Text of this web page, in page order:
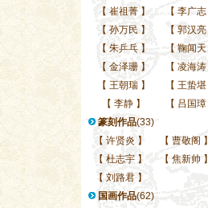
【 崔祖菁】 【 李广志
【 孙万民 】 【 郭汉亮
【 朱乒乓】 【 鞠闻天
【 金泽珊】 【 凌海涛
【 王朝瑞】 【 王蛰堪
【 李静】 【 吕国璋
篆刻作品(33)
【 许贤炎 】 【 曹敬阁 】
【 杜志宇 】 【 焦新帅 】
【 刘路君 】
国画作品(62)